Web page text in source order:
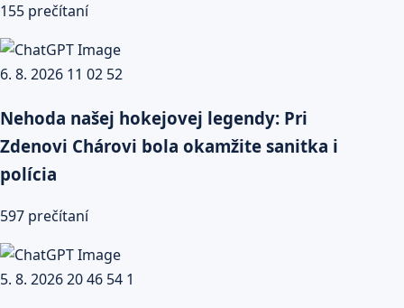
155 prečítaní
Nehoda našej hokejovej legendy: Pri
Zdenovi Chárovi bola okamžite sanitka i
polícia
597 prečítaní